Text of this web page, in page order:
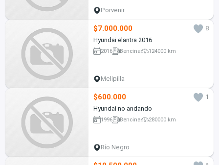
Porvenir
$7.000.000
8
Hyundai elantra 2016
2016 Bencina 124000 km
Melipilla
$600.000
1
Hyundai no andando
1996 Bencina 280000 km
Río Negro